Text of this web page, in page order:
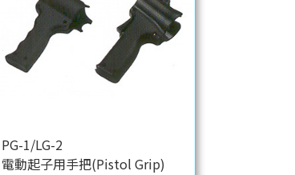
PG-1/LG-2
電動起子用手把(Pistol Grip)